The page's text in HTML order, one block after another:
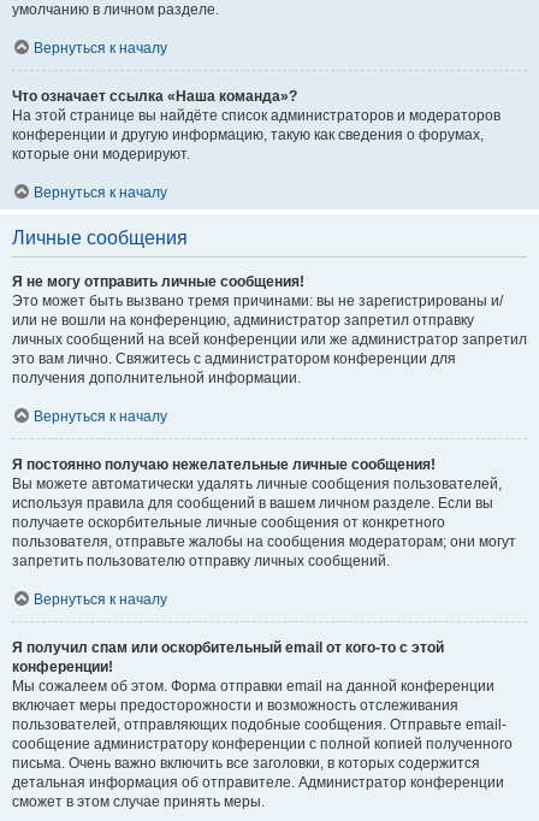
умолчанию в личном разделе.
Вернуться к началу
Что означает ссылка «Наша команда»?
На этой странице вы найдёте список администраторов и модераторов
конференции и другую информацию, такую как сведения о форумах,
которые они модерируют.
Вернуться к началу
Личные сообщения
Я не могу отправить личные сообщения!
Это может быть вызвано тремя причинами: вы не зарегистрированы и/
или не вошли на конференцию, администратор запретил отправку
личных сообщений на всей конференции или же администратор запретил
это вам лично. Свяжитесь с администратором конференции для
получения дополнительной информации.
Вернуться к началу
Я постоянно получаю нежелательные личные сообщения!
Вы можете автоматически удалять личные сообщения пользователей,
используя правила для сообщений в вашем личном разделе. Если вы
получаете оскорбительные личные сообщения от конкретного
пользователя, отправьте жалобы на сообщения модераторам; они могут
запретить пользователю отправку личных сообщений.
Вернуться к началу
Я получил спам или оскорбительный email от кого-то с этой
конференции!
Мы сожалеем об этом. Форма отправки email на данной конференции
включает меры предосторожности и возможность отслеживания
пользователей, отправляющих подобные сообщения. Отправьте email-
сообщение администратору конференции с полной копией полученного
письма. Очень важно включить все заголовки, в которых содержится
детальная информация об отправителе. Администратор конференции
сможет в этом случае принять меры.